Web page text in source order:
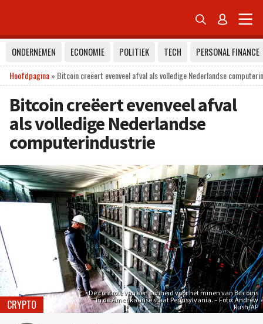
 
ONDERNEMEN ECONOMIE POLITIEK TECH
PERSONAL FINANCE
Hoofdpagina» Bitcoin creëert evenveel afval als volledige Nederlandse
Bitcoin creëert evenveel afval
als volledige Nederlandse
computerindustrie
De controle van een eenheid voor het minen van Bitcoins
in de Amerikaanse staat Pennsylvania. – Foto: Andrew
Rush/AP
CRYPTO